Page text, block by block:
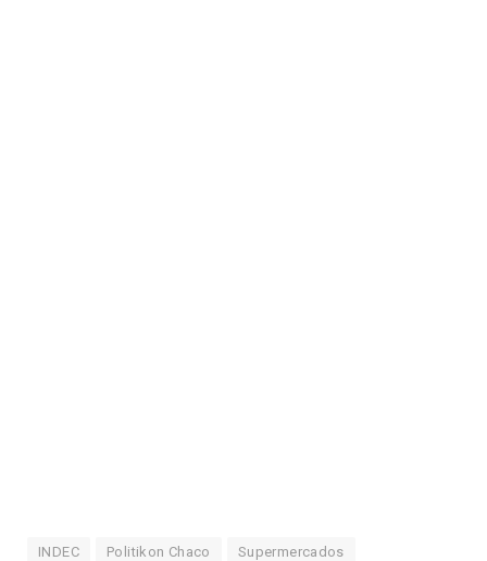
INDEC Politikon Chaco Supermercados